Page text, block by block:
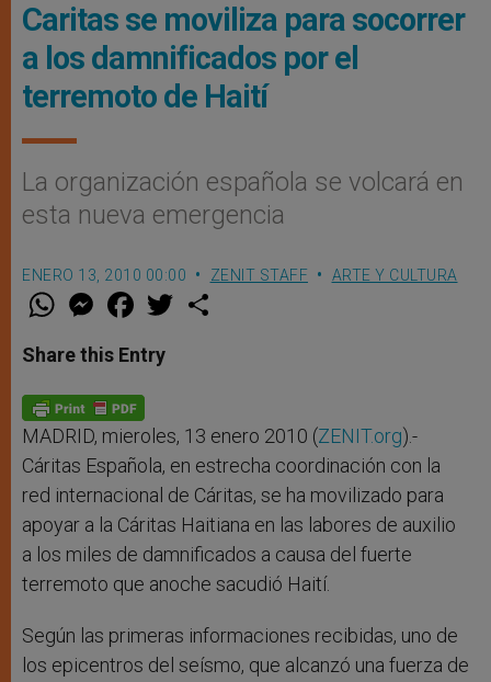
Caritas se moviliza para socorrer
a los damnificados por el
terremoto de Haití
La organización española se volcará en
esta nueva emergencia
ENERO 13, 2010 00:00 ZENIT STAFF ARTE Y CULTURA
W
t
s
p
p
M
e
s
e
g
e
r
F
a
e
b
o
k
w
Share this Entry
MADRID, mieroles, 13 enero 2010 (ZENIT.org).-
Cáritas Española, en estrecha coordinación con la
red internacional de Cáritas, se ha movilizado para
apoyar a la Cáritas Haitiana en las labores de auxilio
a los miles de damnificados a causa del fuerte
terremoto que anoche sacudió Haití.
Según las primeras informaciones recibidas, uno de
los epicentros del seísmo, que alcanzó una fuerza de